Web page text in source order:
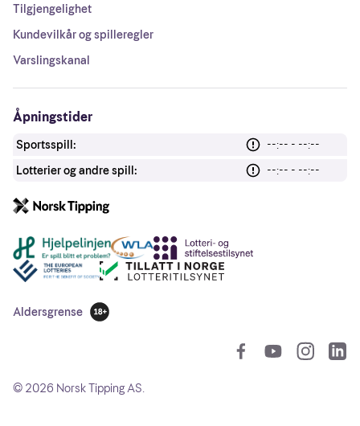
Tilgjengelighet
Kundevilkår og spilleregler
Varslingskanal
Åpningstider
Sportsspill:
--:-- - --:--
Lotterier og andre spill:
--:-- - --:--
Andre lenker
Aldersgrense
18 år
© 2026 Norsk Tipping AS.